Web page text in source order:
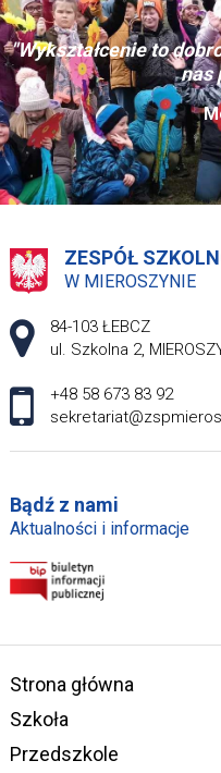
"Wykształcenie to
nas
ZESPÓŁ
W MIEROSZYNIE
Adres pocztowy:
84-103 ŁEBCZ
ul. Szkolna 2,
+48 58 673 83 92
Bądź z nami
Aktualności i informacje
Strona główna
Szkoła
Przedszkole